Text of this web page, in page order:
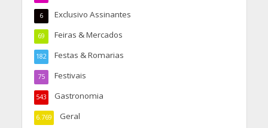
Exclusivo Assinantes
6
Feiras & Mercados
69
Festas & Romarias
182
Festivais
75
Gastronomia
543
Geral
6.769